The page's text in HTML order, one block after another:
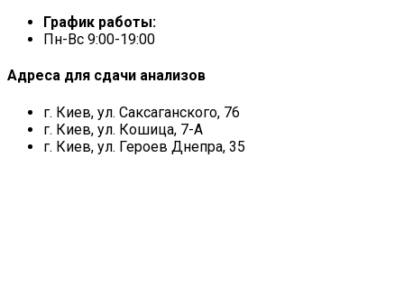
График работы:
Пн-Вс 9:00-19:00
Адреса для сдачи анализов
г. Киев, ул. Саксаганского, 76
г. Киев, ул. Кошица, 7-А
г. Киев, ул. Героев Днепра, 35